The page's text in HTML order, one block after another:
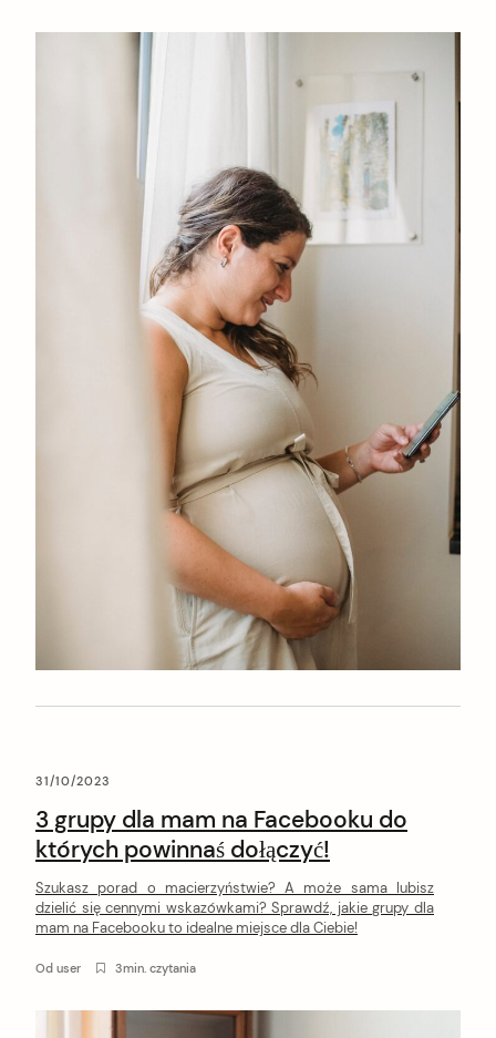
31/10/2023
3 grupy dla mam na Facebooku do
których powinnaś dołączyć!
Szukasz porad o macierzyństwie? A może sama lubisz
dzielić się cennymi wskazówkami? Sprawdź, jakie grupy dla
mam na Facebooku to idealne miejsce dla Ciebie!
Od user 3min. czytania